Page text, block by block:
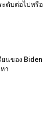
ดับต่อไปหรือ
นของ Biden
า